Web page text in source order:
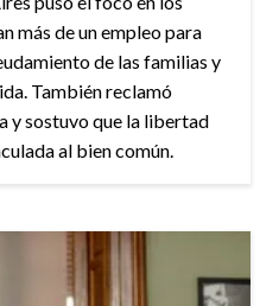
más de un empleo para
de las familias y
También reclamó
y sostuvo que la libertad
al bien común.